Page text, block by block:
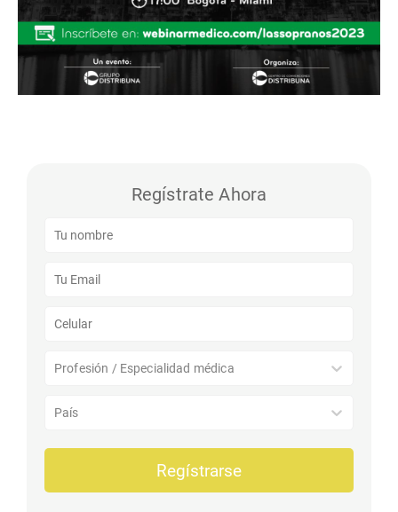
Regístrate Ahora
Profesión / Especialidad médica
País
Regístrarse